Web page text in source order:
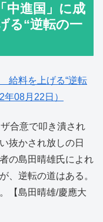
中進国」に成
る“逆転の一
給料を上げる“逆転
08月22日）
合意で叩き潰され
抜かされ放しの日
の島田晴雄氏によれ
、逆転の道はある。
【島田晴雄/慶應大